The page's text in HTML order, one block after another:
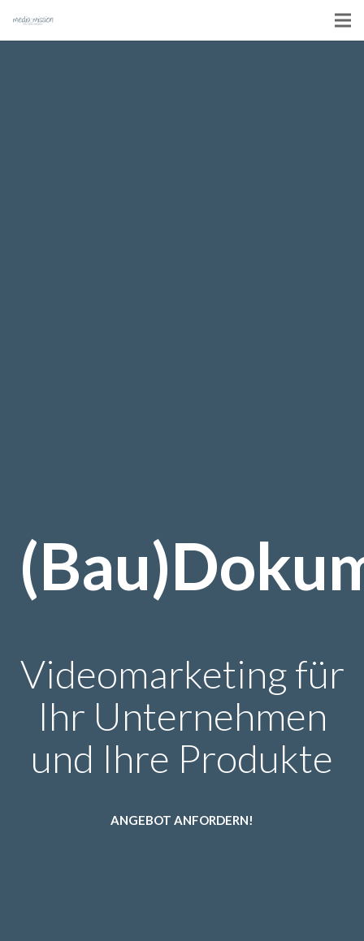
Videomarketing für
Ihr Unternehmen
und Ihre Produkte
ANGEBOT ANFORDERN!